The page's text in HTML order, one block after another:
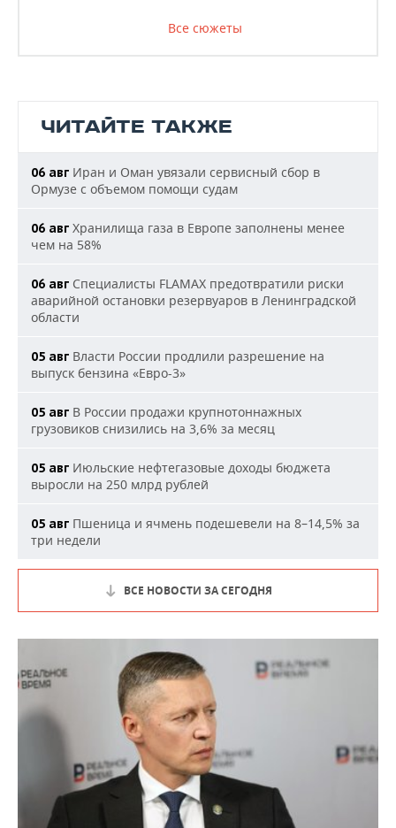
Все сюжеты
ЧИТАЙТЕ ТАКЖЕ
06 авг Иран и Оман увязали сервисный сбор в
Ормузе с объемом помощи судам
06 авг Хранилища газа в Европе заполнены менее
чем на 58%
06 авг Специалисты FLAMAX предотвратили риски
аварийной остановки резервуаров в Ленинградской
области
05 авг Власти России продлили разрешение на
выпуск бензина «Евро-3»
05 авг В России продажи крупнотоннажных
грузовиков снизились на 3,6% за месяц
05 авг Июльские нефтегазовые доходы бюджета
выросли на 250 млрд рублей
05 авг Пшеница и ячмень подешевели на 8–14,5% за
три недели
ВСЕ НОВОСТИ ЗА СЕГОДНЯ